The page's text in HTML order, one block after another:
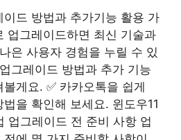
이드 방법과 추가기능 활용 가
업그레이드하면 최신 기술과
은 사용자 경험을 누릴 수 있
그레이드 방법과 추가 기능
게요. ✅ 카카오톡을 쉽게
을 확인해 보세요. 윈도우11
업그레이드 전 준비 사항 업